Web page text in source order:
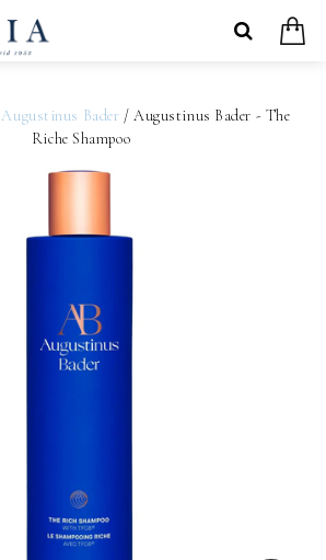
Augustinus Bader / Augustinus Bader - The
Riche Shampoo